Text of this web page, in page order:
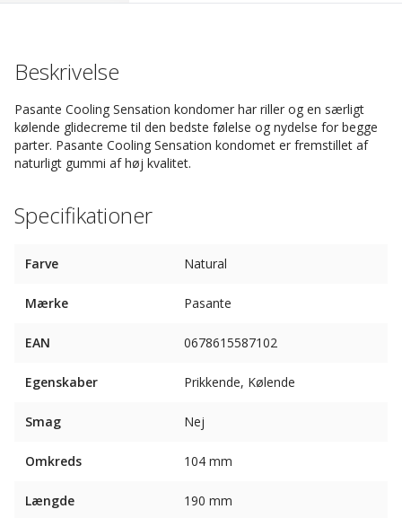
Beskrivelse
Pasante Cooling Sensation kondomer har riller og en særligt
kølende glidecreme til den bedste følelse og nydelse for begge
parter. Pasante Cooling Sensation kondomet er fremstillet af
naturligt gummi af høj kvalitet.
Specifikationer
Farve Natural
Mærke Pasante
EAN 0678615587102
Egenskaber Prikkende, Kølende
Smag Nej
Omkreds 104 mm
Længde 190 mm